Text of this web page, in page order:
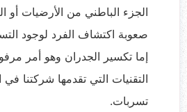
الجزء الباطني من الأرضيات أو
صعوبة اكتشاف الفرد لوجود
إما تكسير الجدران وهو أمر
التقنيات التي تقدمها شركتنا
تسربات.